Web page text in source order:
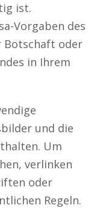
ist.
Vorgaben des
Botschaft oder
in Ihrem
und die
Um
verlinken
oder
Regeln.